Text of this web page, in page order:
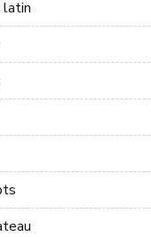
latin